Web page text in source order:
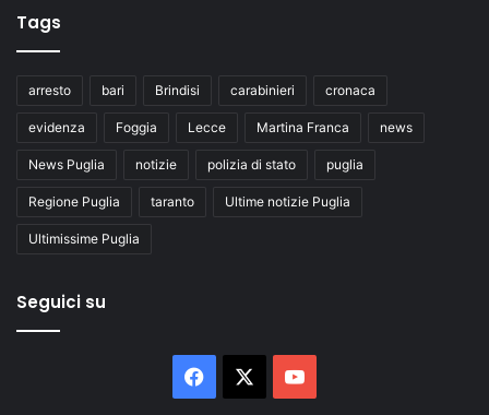
Tags
arresto bari Brindisi carabinieri cronaca
evidenza Foggia Lecce Martina Franca news
News Puglia notizie polizia di stato puglia
Regione Puglia taranto Ultime notizie Puglia
Ultimissime Puglia
Seguici su
Facebook